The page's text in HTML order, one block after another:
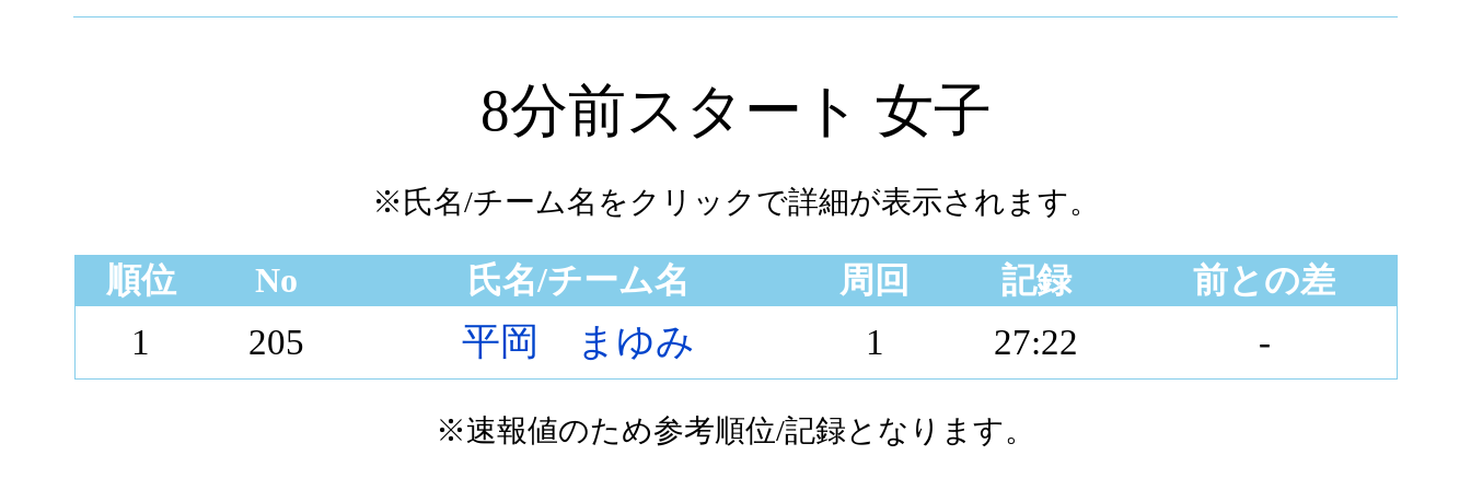
8分前スタート 女子
※氏名/チーム名をクリックで詳細が表示されます。
順位 No 氏名/チーム名 周回 記録 前との差
1 205 平岡 まゆみ 1 27:22 -
※速報値のため参考順位/記録となります。